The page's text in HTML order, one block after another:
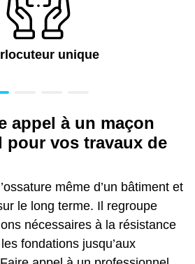
unique
appel à un maçon
pour vos travaux de
même d’un bâtiment et
le long terme. Il regroupe
nécessaires à la résistance
fondations jusqu’aux